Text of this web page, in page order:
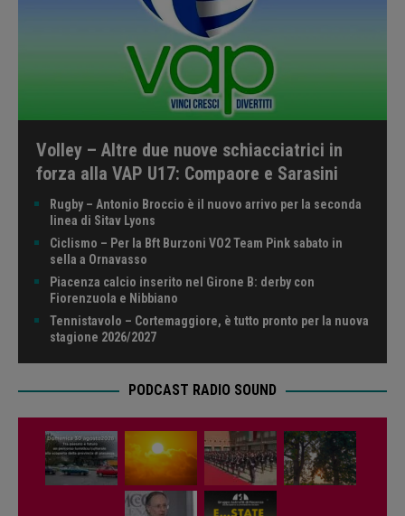
Volley – Altre due nuove schiacciatrici in
forza alla VAP U17: Compaore e Sarasini
Rugby – Antonio Broccio è il nuovo arrivo per la seconda
linea di Sitav Lyons
Ciclismo – Per la Bft Burzoni VO2 Team Pink sabato in
sella a Ornavasso
Piacenza calcio inserito nel Girone B: derby con
Fiorenzuola e Nibbiano
Tennistavolo – Cortemaggiore, è tutto pronto per la nuova
stagione 2026/2027
PODCAST RADIO SOUND